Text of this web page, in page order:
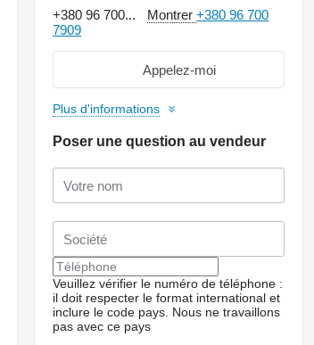
+380 96 700... Montrer+380 96 700
7909
Appelez-moi
Plus d'informations
Poser une question au vendeur
Veuillez vérifier le numéro de téléphone :
il doit respecter le format international et
inclure le code pays. Nous ne travaillons
pas avec ce pays